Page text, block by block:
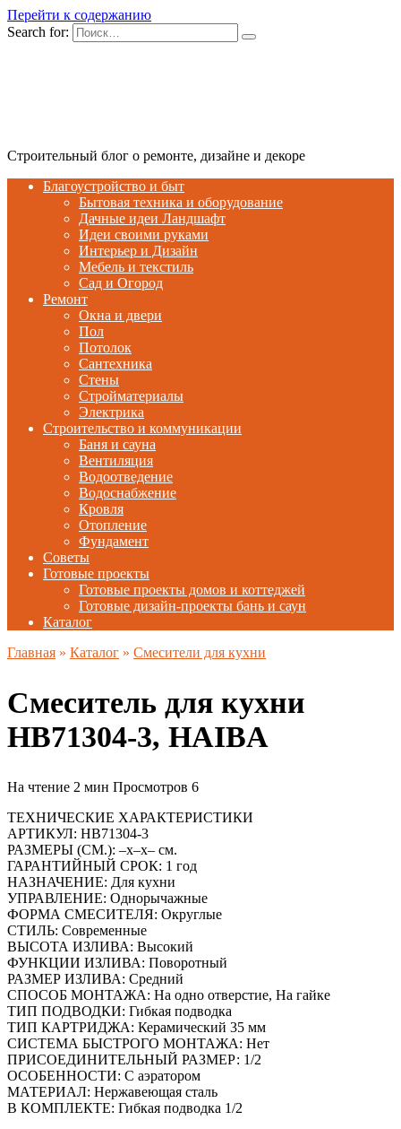
Перейти к содержанию
Search for:
Строительный блог о ремонте, дизайне и декоре
Благоустройство и быт
Бытовая техника и оборудование
Дачные идеи Ландшафт
Идеи своими руками
Интерьер и Дизайн
Мебель и текстиль
Сад и Огород
Ремонт
Окна и двери
Пол
Потолок
Сантехника
Стены
Стройматериалы
Электрика
Строительство и коммуникации
Баня и сауна
Вентиляция
Водоотведение
Водоснабжение
Кровля
Отопление
Фундамент
Советы
Готовые проекты
Готовые проекты домов и коттеджей
Готовые дизайн-проекты бань и саун
Каталог
Главная » Каталог » Смесители для кухни
Смеситель для кухни
HB71304-3, HAIBA
На чтение 2 мин Просмотров 6
ТЕХНИЧЕСКИЕ ХАРАКТЕРИСТИКИ
АРТИКУЛ: HB71304-3
РАЗМЕРЫ (СМ.): –x–x– см.
ГАРАНТИЙНЫЙ СРОК: 1 год
НАЗНАЧЕНИЕ: Для кухни
УПРАВЛЕНИЕ: Однорычажные
ФОРМА СМЕСИТЕЛЯ: Округлые
СТИЛЬ: Современные
ВЫСОТА ИЗЛИВА: Высокий
ФУНКЦИИ ИЗЛИВА: Поворотный
РАЗМЕР ИЗЛИВА: Средний
СПОСОБ МОНТАЖА: На одно отверстие, На гайке
ТИП ПОДВОДКИ: Гибкая подводка
ТИП КАРТРИДЖА: Керамический 35 мм
СИСТЕМА БЫСТРОГО МОНТАЖА: Нет
ПРИСОЕДИНИТЕЛЬНЫЙ РАЗМЕР: 1/2
ОСОБЕННОСТИ: С аэратором
МАТЕРИАЛ: Нержавеющая сталь
В КОМПЛЕКТЕ: Гибкая подводка 1/2